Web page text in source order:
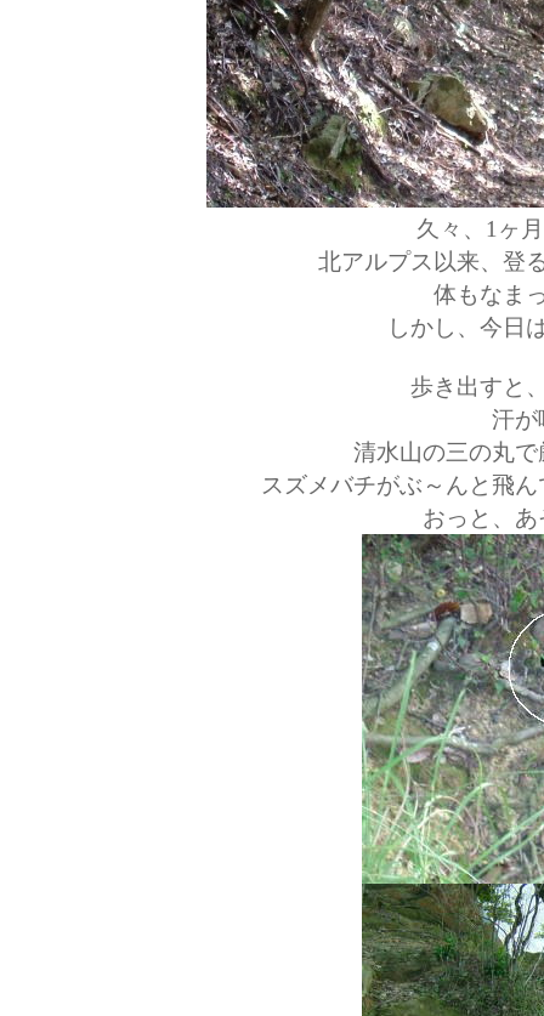
久々、1ヶ
北アルプス以来、登
体もなま
しかし、今日
歩き出すと
汗が
清水山の三の丸
スズメバチがぶ～んと飛
おっと、